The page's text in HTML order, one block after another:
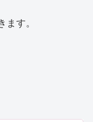
ます。